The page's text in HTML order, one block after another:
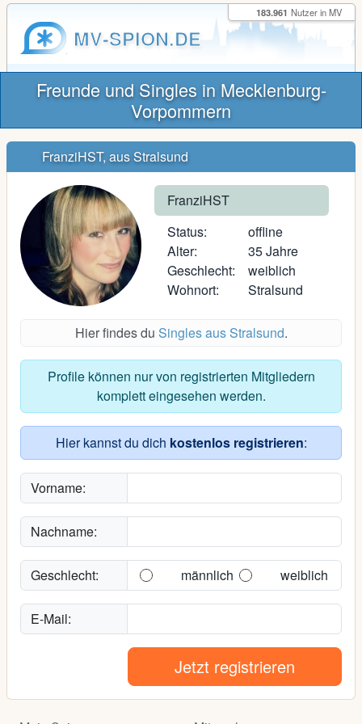
MV-SPION.DE
183.961 Nutzer in MV
Freunde und Singles in Mecklenburg-
Vorpommern
FranziHST, aus Stralsund
FranziHST
Status:
offline
Alter:
35 Jahre
Geschlecht:
weiblich
Wohnort:
Stralsund
Hier findes du Singles aus Stralsund.
Profile können nur von registrierten Mitgliedern
komplett eingesehen werden.
Hier kannst du dich kostenlos registrieren:
Vorname:
Nachname:
Geschlecht: männlich weiblich
E-Mail:
Jetzt registrieren